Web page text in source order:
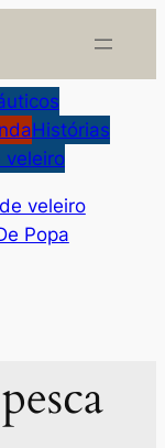
Histórias
veleiro
veleiro
Popa